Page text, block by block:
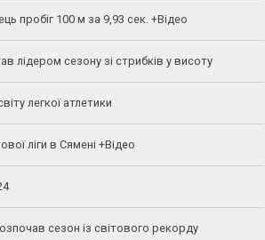
пробіг 100 м за 9,93 сек. +Відео
лідером сезону зі стрибків у висоту
легкої атлетики
ліги в Сямені +Відео
сезон із світового рекорду